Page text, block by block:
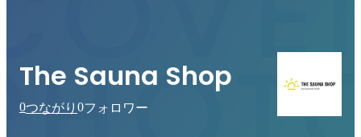
The Sauna Shop
0つながり 0フォロワー